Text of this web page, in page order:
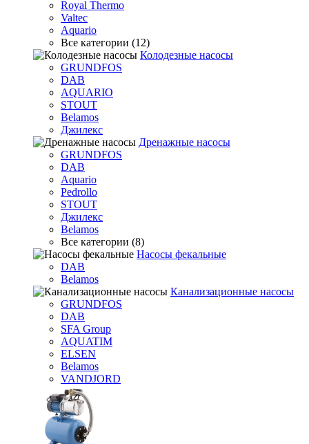
Royal Thermo
Valtec
Aquario
Все категории (12)
Колодезные насосы
GRUNDFOS
DAB
AQUARIO
STOUT
Belamos
Джилекс
Дренажные насосы
GRUNDFOS
DAB
Aquario
Pedrollo
STOUT
Джилекс
Belamos
Все категории (8)
Насосы фекальные
DAB
Belamos
Канализационные насосы
GRUNDFOS
DAB
SFA Group
AQUATIM
ELSEN
Belamos
VANDJORD